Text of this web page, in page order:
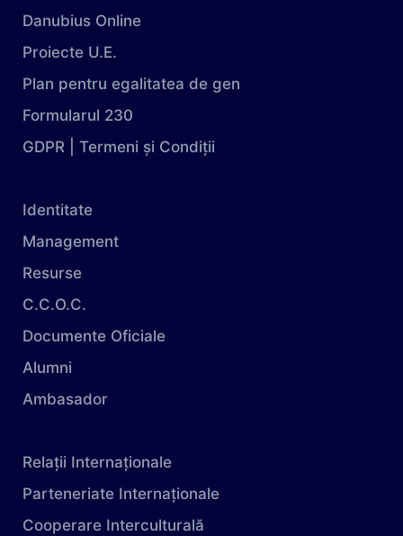
Danubius Online
Proiecte U.E.
Plan pentru egalitatea de gen
Formularul 230
GDPR | Termeni și Condiții
Identitate
Management
Resurse
C.C.O.C.
Documente Oficiale
Alumni
Ambasador
Relații Internaționale
Parteneriate Internaționale
Cooperare Interculturală